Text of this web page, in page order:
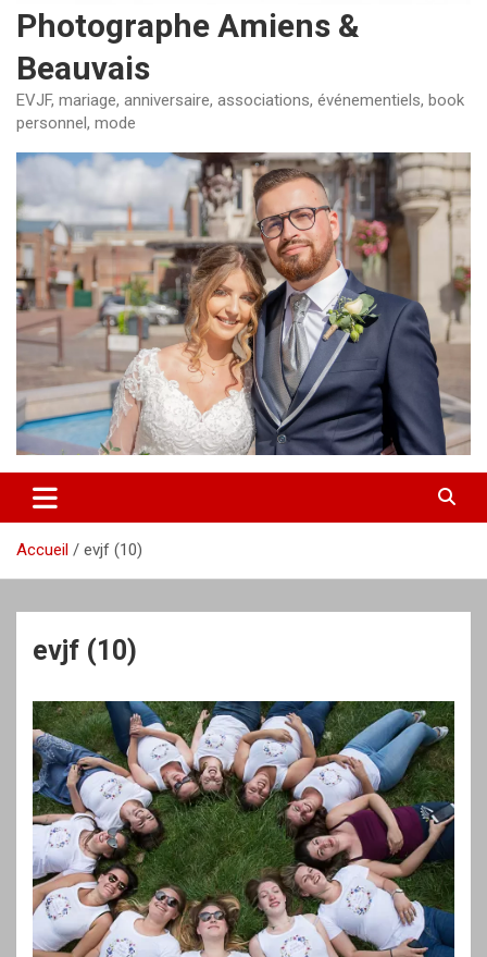
Photographe Amiens &
Beauvais
EVJF, mariage, anniversaire, associations, événementiels, book
personnel, mode
Accueil evjf (10)
evjf (10)